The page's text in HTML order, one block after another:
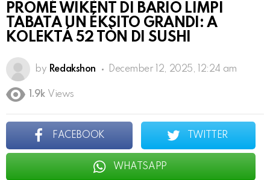
PROMÉ WIKÈNT DI BARIO LIMPI
TABATA UN ÉKSITO GRANDI: A
KOLEKTÁ 52 TÒN DI SUSHI
by Redakshon December 12, 2025, 12:24 am
1.9k Views
FACEBOOK TWITTER
WHATSAPP